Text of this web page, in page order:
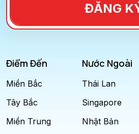
ĐĂNG
Điểm Đến
Miền Bắc
Tây Bắc
Miền Trung
Nước Ngoài
Thái Lan
Singapore
Nhật Bản